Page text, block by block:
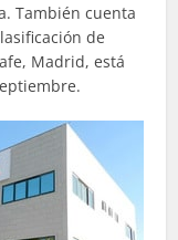
También cuenta
de
Madrid, está